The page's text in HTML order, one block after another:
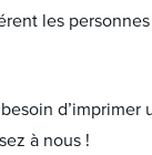
les
d’imprimer
à nous !